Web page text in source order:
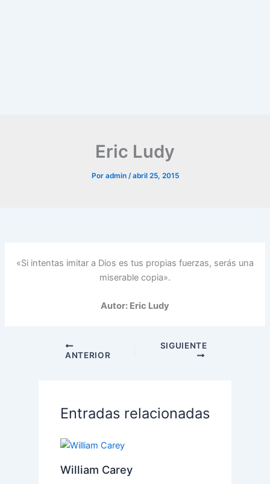
Eric Ludy
Por admin /abril 25, 2015
«Si intentas imitar a Dios es tus propias fuerzas, serás una
miserable copia».
Autor: Eric Ludy
ANTERIOR
SIGUIENTE
Entradas relacionadas
William Carey